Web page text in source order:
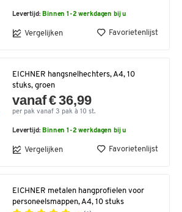
Levertijd:Binnen 1-2 werkdagen bij u
Vergelijken Favorietenlijst
EICHNER hangsnelhechters, A4, 10
stuks, groen
vanaf € 36,99
per pak vanaf 3 pak à 10 st.
Levertijd:Binnen 1-2 werkdagen bij u
Vergelijken Favorietenlijst
EICHNER metalen hangprofielen voor
personeelsmappen, A4, 10 stuks